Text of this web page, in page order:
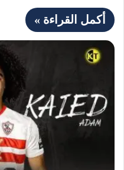
أكمل القراءة »